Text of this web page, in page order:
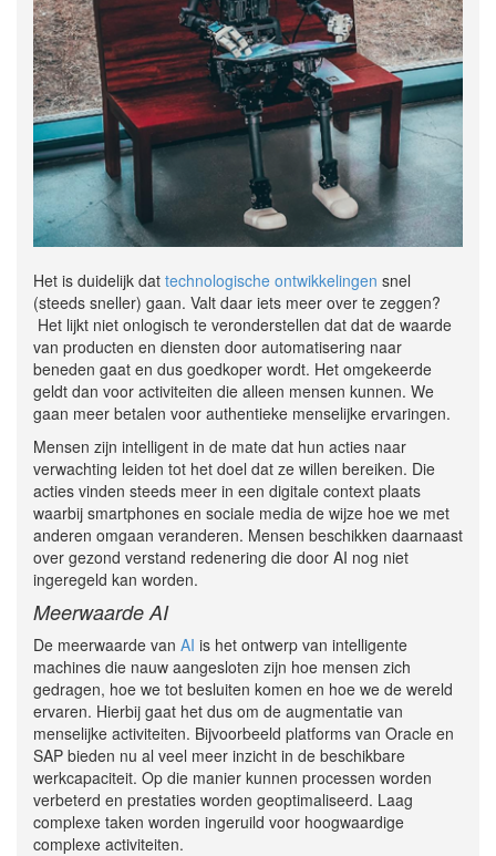
Het is duidelijk dat technologische ontwikkelingen snel
(steeds sneller) gaan. Valt daar iets meer over te zeggen?
Het lijkt niet onlogisch te veronderstellen dat dat de waarde
van producten en diensten door automatisering naar
beneden gaat en dus goedkoper wordt. Het omgekeerde
geldt dan voor activiteiten die alleen mensen kunnen. We
gaan meer betalen voor authentieke menselijke ervaringen.
Mensen zijn intelligent in de mate dat hun acties naar
verwachting leiden tot het doel dat ze willen bereiken. Die
acties vinden steeds meer in een digitale context plaats
waarbij smartphones en sociale media de wijze hoe we met
anderen omgaan veranderen. Mensen beschikken daarnaast
over gezond verstand redenering die door AI nog niet
ingeregeld kan worden.
Meerwaarde AI
De meerwaarde van AI is het ontwerp van intelligente
machines die nauw aangesloten zijn hoe mensen zich
gedragen, hoe we tot besluiten komen en hoe we de wereld
ervaren. Hierbij gaat het dus om de augmentatie van
menselijke activiteiten. Bijvoorbeeld platforms van Oracle en
SAP bieden nu al veel meer inzicht in de beschikbare
werkcapaciteit. Op die manier kunnen processen worden
verbeterd en prestaties worden geoptimaliseerd. Laag
complexe taken worden ingeruild voor hoogwaardige
complexe activiteiten.